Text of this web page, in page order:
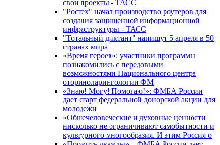
свои проекты - ТАСС
"Ростех" начал производство роутеров для
создания защищенной информационной
инфраструктуры - ТАСС
"Тотальный диктант" напишут 5 апреля в 50
странах мира
«Время героев»: участники программы
познакомились с передовыми
возможностями Национального центра
оториноларингологии ФМ
«Знаю! Могу! Помогаю!»: ФМБА России
дает старт федеральной донорской акции для
молодежи
«Общечеловеческие и духовные ценности
нисколько не ограничивают самобытности и
культурного многообразия. И этим Россия о